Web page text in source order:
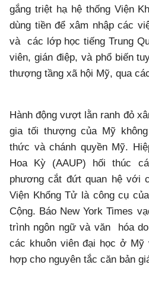
gắng triệt hạ hệ thống Viện
dùng tiền để xâm nhập các
và các lớp học tiếng Trung
viên, gián điệp, và phổ biến
thượng tầng xã hội Mỹ, qua
Hành động vượt lằn ranh đỏ
gia tối thượng của Mỹ
thức và chánh quyền Mỹ.
Hoa Kỳ (AAUP) hối thúc
phương cắt đứt quan hệ với
Viện Khổng Tử là công cụ
Cộng. Báo New York Times
trình ngôn ngữ và văn hóa
các khuôn viên đại học ở Mỹ
hợp cho nguyên tắc căn bản